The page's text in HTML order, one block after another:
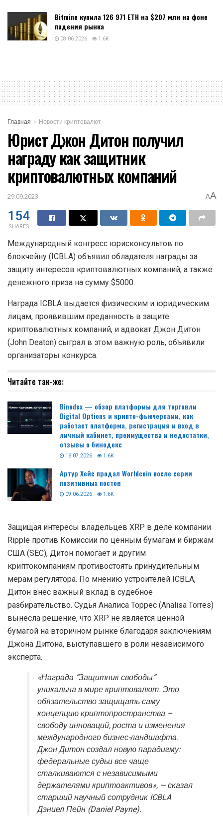
Bitmine купила 126 971 ETH на $207 млн на фоне
падения рынка
08.06.2026 1.6K
Главная Новости криптовалют
Юрист Джон Дитон получил
награду как защитник
криптовалютных компаний
29.09.2023 AA
154
SHARES
Международный конгресс юрисконсультов по
блокчейну (ICBLA) объявил обладателя награды за
защиту интересов криптовалютных компаний, а также
денежного приза на сумму $5000.
Награда ICBLA выдается физическим и юридическим
лицам, проявившим преданность в защите
криптовалютных компаний, и адвокат Джон Дитон
(John Deaton) сыграл в этом важную роль, объявили
организаторы конкурса.
Читайте так-же:
Binodex — обзор платформы для торговли
Digital Options и крипто-фьючерсами, как
работает платформа, регистрация и вход в
личный кабинет, преимущества и недостатки,
отзывы о бинодекс
16.07.2026 1.6K
Артур Хейс продал Worldcoin после серии
позитивных постов
09.06.2026 1.6K
Защищая интересы владельцев XRP в деле компании
Ripple против Комиссии по ценным бумагам и биржам
США (SEC), Дитон помогает и другим
криптокомпаниям противостоять принудительным
мерам регулятора. По мнению устроителей ICBLA,
Дитон внес важный вклад в судебное
разбирательство. Судья Аналиса Торрес (Analisa Torres)
вынесла решение, что XRP не является ценной
бумагой на вторичном рынке благодаря заключениям
Джона Дитона, выступавшего в роли независимого
эксперта.
«Награда “Защитник свободы”
уникальна в мире криптовалют. Это
обязательство защищать саму
концепцию криптопространства –
свободу инноваций, роста и изменения
международного бизнес-ландшафта.
Джон Дитон создал новую парадигму:
федеральные судьи все чаще
сталкиваются с независимыми
держателями криптоактивов», — сказал
старший научный сотрудник ICBLA
Дэниел Пейн (Daniel Payne).